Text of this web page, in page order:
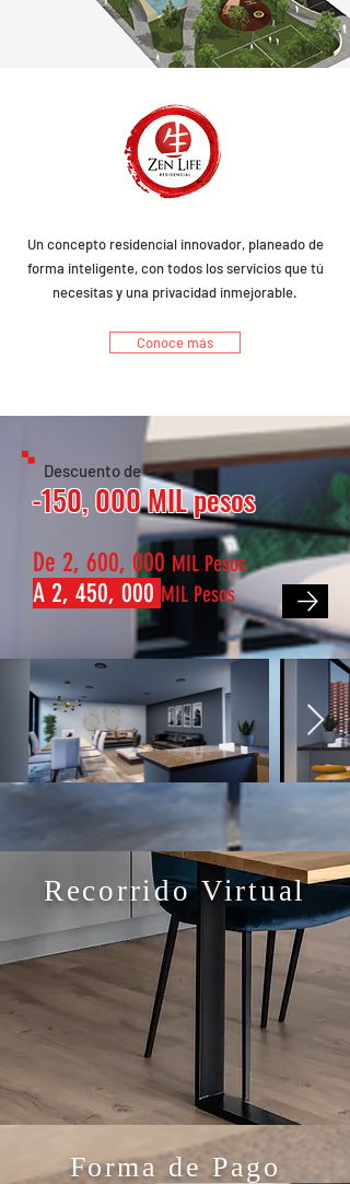
Un concepto residencial innovador, planeado de
forma inteligente, con todos los servicios que tú
necesitas y una privacidad inmejorable.
Conoce más
Descuento de
-150, 000 MIL pesos
De 2, 600, 000 MIL Pesos
A 2, 450, 000 MIL Pesos
Recorrido Virtual
Forma de Pago